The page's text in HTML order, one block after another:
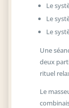
Le
Le
Le
Une
deux
rituel
Le